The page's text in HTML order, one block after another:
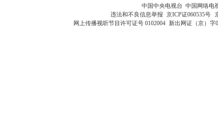
中国中央电视台 中国网络电
违法和不良信息举报 京ICP证060535号
网上传播视听节目许可证号 0102004 新出网证（京）